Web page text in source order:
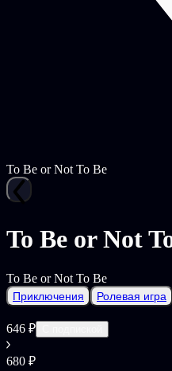
To Be or Not To Be
To Be or Not
To Be or Not To Be
Приключения Ролевая игра
646 ₽
680 ₽